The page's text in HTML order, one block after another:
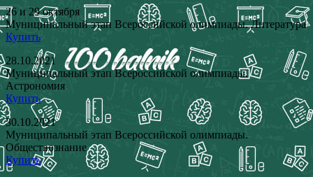
26 и 29 октября
Муниципальный этап Всероссийской олимпиады. Литература
Купить
28.10.2021
Муниципальный этап Всероссийской олимпиады.
Астрономия
Купить
30.10.2021
Муниципальный этап Всероссийской олимпиады.
Обществознание
Купить